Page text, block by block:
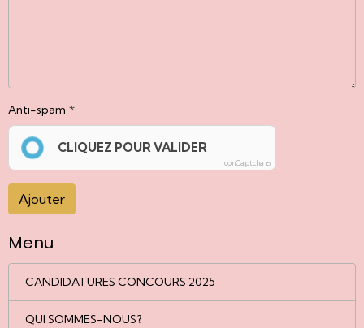
Anti-spam
CLIQUEZ POUR VALIDER
IconCaptcha ©
Ajouter
Menu
CANDIDATURES CONCOURS 2025
QUI SOMMES-NOUS?